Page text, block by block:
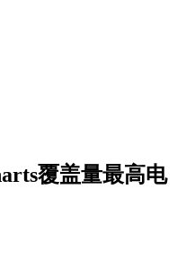
覆盖量最高电